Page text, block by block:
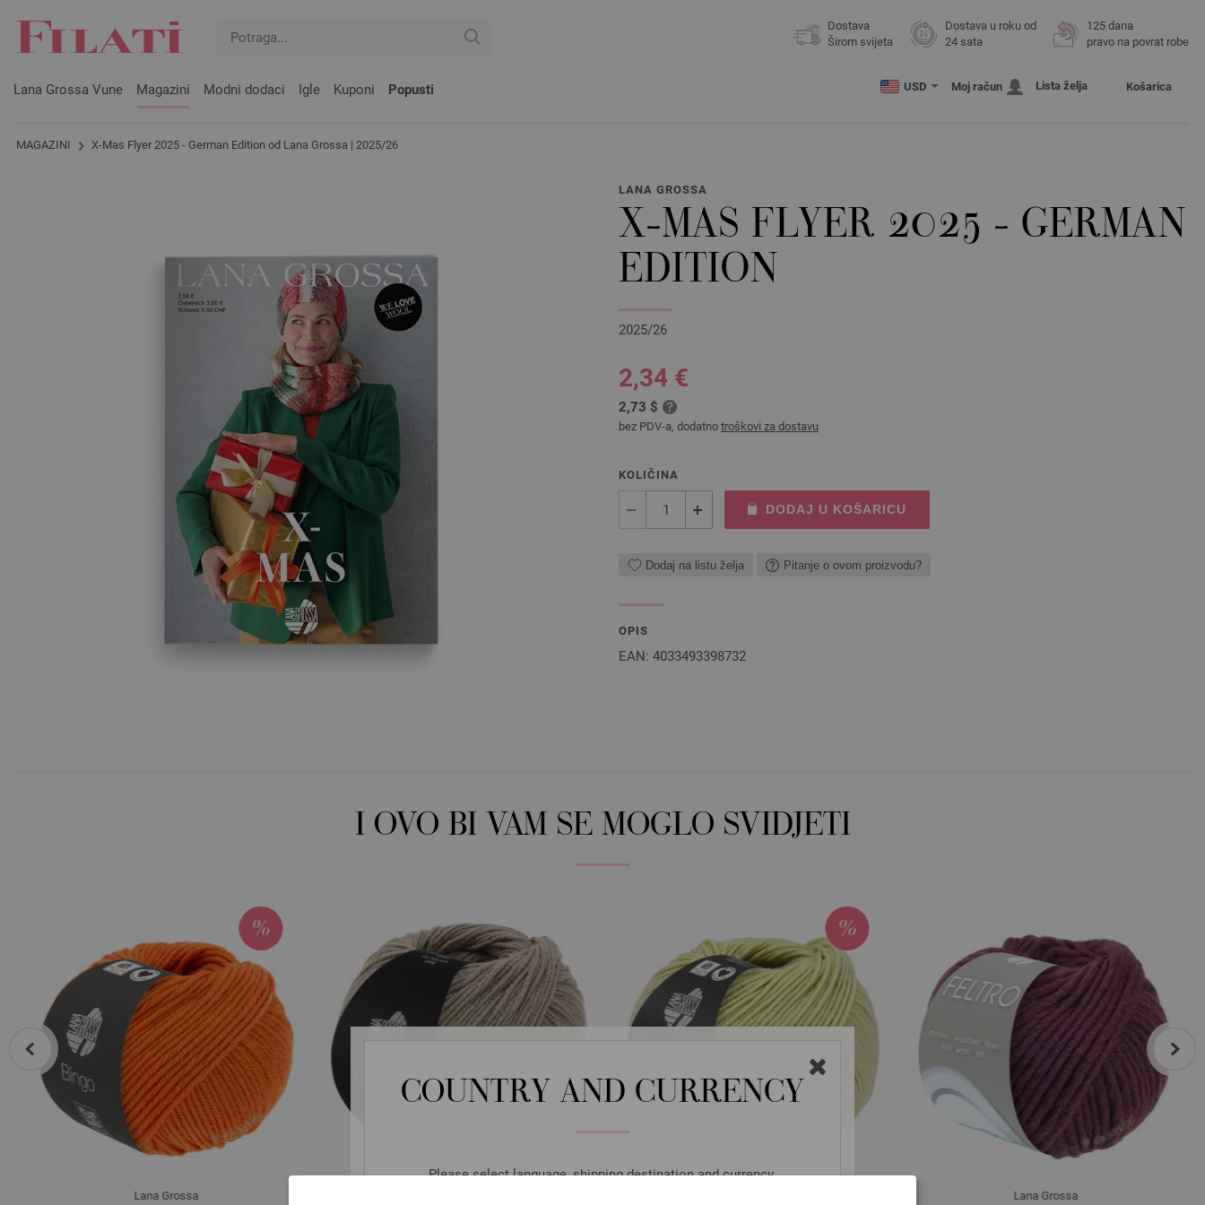
COUNTRY AND CURRENCY
Please select language, shipping destination and currency.
Dostava
Širom svijeta
Dostava u roku od
24 sata
125 dana
pravo na povrat robe
Lana Grossa Vune Magazini Modni dodaci Igle Kuponi Popusti USD Moj račun Lista želja Košarica
MAGAZINI X-Mas Flyer 2025 - German Edition od Lana Grossa | 2025/26
LANA GROSSA
X-MAS FLYER 2025 - GERMAN
EDITION
2025/26
2,34 €
2,73 $
bez PDV-a, dodatno troškovi za dostavu
KOLIČINA
DODAJ U KOŠARICU
Dodaj na listu želja Pitanje o ovom proizvodu?
OPIS
EAN: 4033493398732
I OVO BI VAM SE MOGLO SVIDJETI
Lana Grossa Lana Grossa
prev next